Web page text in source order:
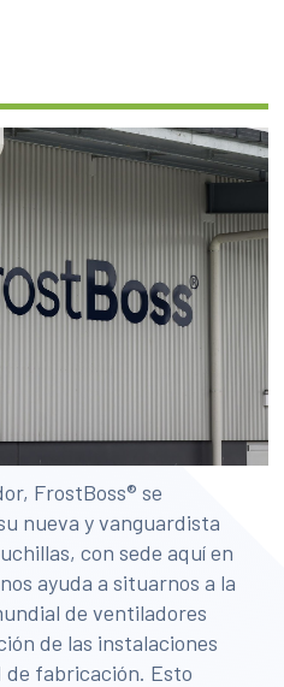
FrostBoss® se
nueva y vanguardista
con sede aquí en
ayuda a situarnos a la
de ventiladores
de las instalaciones
fabricación. Esto